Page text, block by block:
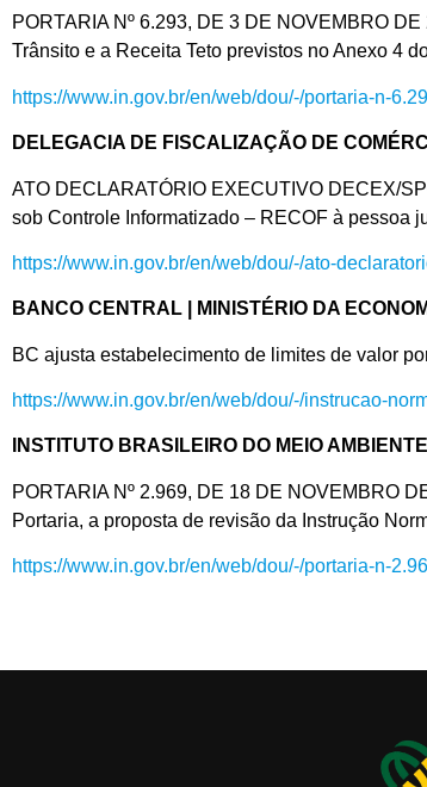
PORTARIA Nº 6.293, DE 3 DE NOVEMBRO
Trânsito e a Receita Teto previstos no Anexo 4
https://www.in.gov.br/en/web/dou/-/portaria-n-
DELEGACIA DE FISCALIZAÇÃO DE
ATO DECLARATÓRIO EXECUTIVO DECEX/
sob Controle Informatizado – RECOF à pessoa
https://www.in.gov.br/en/web/dou/-/ato-
BANCO CENTRAL | MINISTÉRIO DA
BC ajusta estabelecimento de limites de valor
https://www.in.gov.br/en/web/dou/-/instrucao-
INSTITUTO BRASILEIRO DO MEIO
PORTARIA Nº 2.969, DE 18 DE NOVEMBRO
Portaria, a proposta de revisão da Instrução
https://www.in.gov.br/en/web/dou/-/portaria-n-